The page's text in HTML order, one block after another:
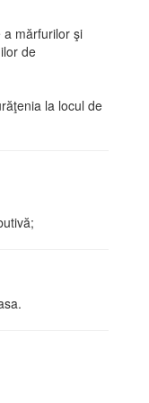
a mărfurilor şi
de
la locul de